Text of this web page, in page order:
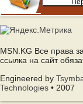
MSN.KG Все права
ссылка на сайт
Engineered by
Technologies • 2007